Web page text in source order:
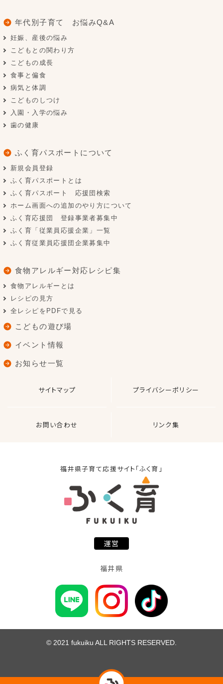
年代別子育て お悩みQ&A
妊娠、産後の悩み
こどもとの関わり方
こどもの成長
食事と偏食
病気と体調
こどものしつけ
入園・入学の悩み
歯の健康
ふく育パスポートについて
新規会員登録
ふく育パスポートとは
ふく育パスポート 応援団検索
ホーム画面への追加のやり方について
ふく育応援団 登録事業者募集中
ふく育「従業員応援企業」一覧
ふく育従業員応援団企業募集中
食物アレルギー対応レシピ集
食物アレルギーとは
レシピの見方
全レシピをPDFで見る
こどもの遊び場
イベント情報
お知らせ一覧
サイトマップ プライバシーポリシー
お問い合わせ リンク集
福井県子育て応援サイト「ふく育」
運営
福井県
© 2021 fukuiku ALL RIGHTS RESERVED.